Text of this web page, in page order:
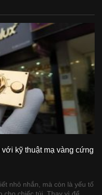
kỹ thuật mạ vàng cứng
nhỏ nhắn, mà còn là yếu tố
cho chiếc túi. Thay vì để